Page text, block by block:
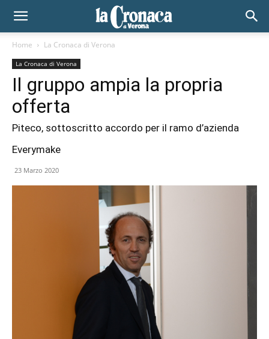
Home La Cronaca di Verona
La Cronaca di Verona
Il gruppo ampia la propria
offerta
Piteco, sottoscritto accordo per il ramo d’azienda
Everymake
23 Marzo 2020